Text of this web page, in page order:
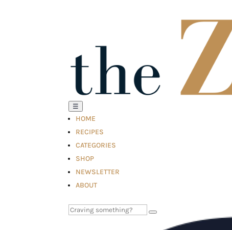
☰
HOME
RECIPES
CATEGORIES
SHOP
NEWSLETTER
ABOUT